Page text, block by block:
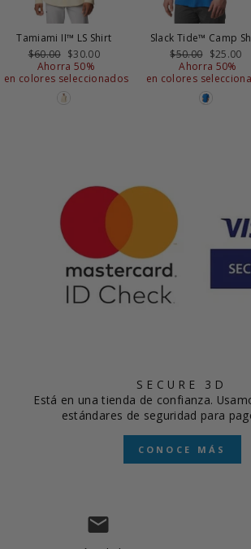
Tamiami II™ LS Shirt
Precio
habitual
$60.00 Precio
de
oferta
$30.00
Ahorra 50%
en colores seleccionados
Slack Tide™ Camp
Precio
habitual
$50.00 Precio
de
oferta
$25.00
Ahorra 50%
en colores
SECURE 3D
Está en una tienda de confianza.
estándares de seguridad para
CONOCE MÁS
email